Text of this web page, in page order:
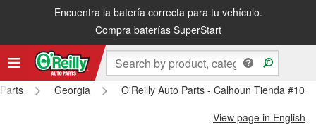
Encuentra la batería correcta para tu vehículo.
Compra baterías SuperStart
Recibe tu orden gratis al día siguiente o recógela en la tienda
Georgia
O'Reilly Auto Parts - Calhoun Tienda #1022
View page in English